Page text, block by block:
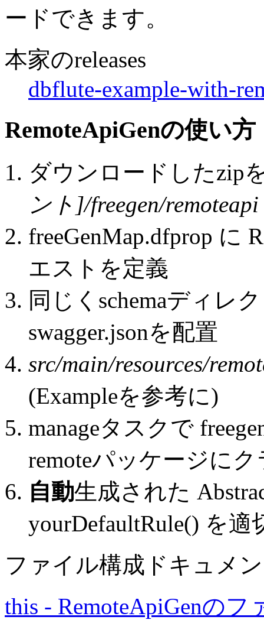
ードできます。
本家のreleases
dbflute-example-with-
RemoteApiGenの使い方
ダウンロードしたzip
ント]/freegen/remoteapi
freeGenMap.dfprop に
エストを定義
同じくschemaディレ
swagger.jsonを配置
src/main/resources/
(Exampleを参考に)
manageタスクで
remoteパッケージに
自動生成された
yourDefaultRule() を適
ファイル構成ドキュメ
this - RemoteApiGenのフ